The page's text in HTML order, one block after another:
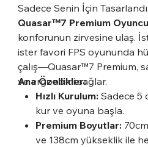
Sadece Senin İçin Tasarlandı.
Quasar™7 Premium
konforunun zirvesine ulaş.
ister favori FPS oyununda
çalış—Quasar™7 Premium,
ve ergonomi sağlar.
Ana Özellikler:
Hızlı Kurulum: Sadece 5
kur ve oyuna başla.
Premium Boyutlar:
ve 138cm yükseklik ile